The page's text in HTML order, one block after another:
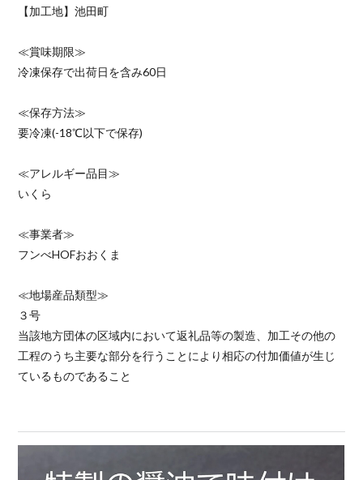
【加工地】池田町
≪賞味期限≫
冷凍保存で出荷日を含み60日
≪保存方法≫
要冷凍(-18℃以下で保存)
≪アレルギー品目≫
いくら
≪事業者≫
フンべHOFおおくま
≪地場産品類型≫
３号
当該地方団体の区域内において返礼品等の製造、加工その他の
工程のうち主要な部分を行うことにより相応の付加価値が生じ
ているものであること